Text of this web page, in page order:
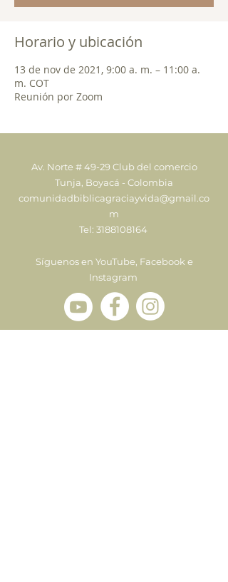
Horario y ubicación
13 de nov de 2021, 9:00 a. m. – 11:00 a.
m. COT
Reunión por Zoom
Av. Norte # 49-29 Club del comercio
Tunja, Boyacá - Colombia
comunidadbiblicagraciayvida@gmail.co
m
Tel: 3188108164
Síguenos en YouTube, Facebook e
Instagram